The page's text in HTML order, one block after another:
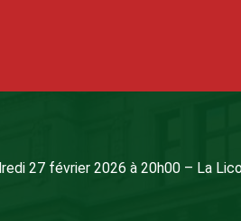
27 février 2026 à 20h00 – La